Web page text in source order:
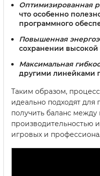
Оптимизированная
что особенно
программного
Повышенная
сохранении
Максимальная
другими линейками
Таким образом,
идеально подходят для
получить баланс между
производительностью
игровых и